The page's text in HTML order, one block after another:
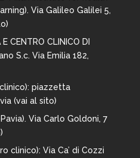
Via Galileo Galilei 5,
)
CENTRO CLINICO DI
S.c. Via Emilia 182,
clinico): piazzetta
(vai al sito)
Pavia). Via Carlo Goldoni, 7
)
clinico): Via Ca’ di Cozzi